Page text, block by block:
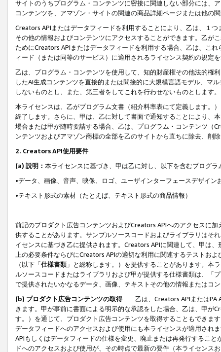
サイトのうちプログラム・コンテンツに密接に関連しない部分には、
コンテンツを、アマゾン・サイトの関連の商品詳細ページまたは他の
Creators APIまたはデータフィードを利用することにより、乙は、１
その他の情報およびコンテンツにアクセスすることができます。乙が
ためにCreators APIまたはデータフィードを利用する場合、乙は、こ
ィード（または同等のサービス）に適用されるライセンス契約の規定
乙は、プログラム・コンテンツを使用して、知的財産権その他法的権
したAI生成コンテンツを直接的または間接的に大規模言語モデル、マ
しないものとし、また、第三者をしてこれを行わせないものとします。
本ライセンスは、乙がプログラム文書（紹介料率表にて定義します。
終了します。さらに、甲は、乙に対して書面で通知することにより、
場合または甲が随時要請する場合、乙は、プログラム・コンテンツ（
ンテンツおよびアマゾン商標の全部を乙のサイトから直ちに除去、削
2. Creators API使用要件
(a) 説明： 本ライセンスに基づき、甲は乙に対し、以下を含むプログ
•データ、画像、音声、映像、ロゴ、ユーザインターフェースデザイ
•テキスト形式の素材（たとえば、テキスト形式の商品情報）
前記のプロダクト広告コンテンツおよびCreators APIへのアクセスに
供することがあります。サンプルソースコードおよびライブラリはそ
イセンスに基づき乙に提供されます。Creators APIに関連して、甲は
上の必要条件ならびにCreators APIの適切な利用に関連するテストお
（以下「仕様書類」と総称します。）を提供することがあります。本
ルソースコードまたはライブラリおよび甲が提供する仕様書類は、「
で提供されたいかなるデータ、画像、テキストその他の情報またはコ
(b) プロダクト広告コンテンツの取得
乙は、Creators APIまたはPA
きます。甲が事前に書面による明示的な承認をした場合、乙は、甲が
す。）を通じて、プロダクト広告コンテンツを取得することもできま
データフィードへのアクセスおよび使用にも本ライセンスが適用され
APIもしくはデータフィードの仕様を変更、廃止または再発行するこ
ドへのアクセスおよび使用が、その時点で最新の要件（本ライセン